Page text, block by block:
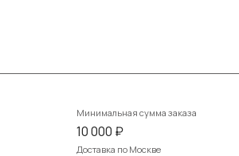
Минимальная сумма заказа
10 000 ₽
Доставка по Москве